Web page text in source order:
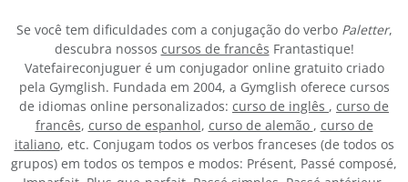
Se você tem dificuldades com a conjugação do verbo Paletter,
descubra nossos cursos de francês Frantastique!
Vatefaireconjuguer é um conjugador online gratuito criado
pela Gymglish. Fundada em 2004, a Gymglish oferece cursos
de idiomas online personalizados: curso de inglês , curso de
francês, curso de espanhol, curso de alemão , curso de
italiano, etc. Conjugam todos os verbos franceses (de todos os
grupos) em todos os tempos e modos: Présent, Passé composé,